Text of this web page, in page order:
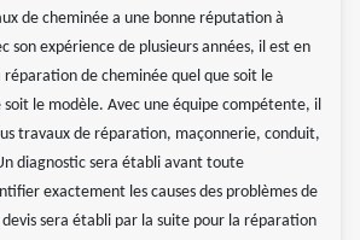
de cheminée a une bonne réputation à
son expérience de plusieurs années, il est en
réparation de cheminée quel que soit le
le modèle. Avec une équipe compétente, il
travaux de réparation, maçonnerie, conduit,
diagnostic sera établi avant toute
exactement les causes des problèmes de
sera établi par la suite pour la réparation